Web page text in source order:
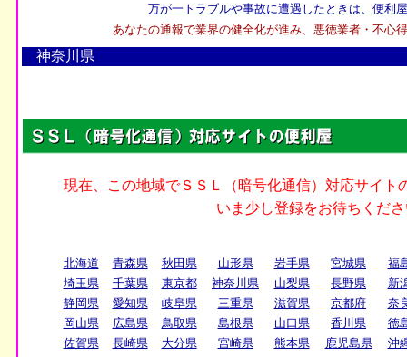
神奈川県
北海道 青森県 秋田県 山形県 岩手県 宮城県
福
埼玉県
千葉県 東京都 神奈川県 山梨県 長野県
新
静岡県
愛知県 岐阜県 三重県 滋賀県 京都府
奈
岡山県
広島県 鳥取県 島根県 山口県 香川県
徳
佐賀県
長崎県 大分県 宮崎県 熊本県 鹿児島県 沖